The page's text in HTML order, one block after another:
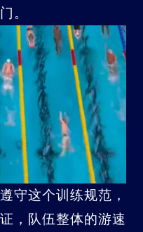
。
守这个训练规范，
，队伍整体的游速